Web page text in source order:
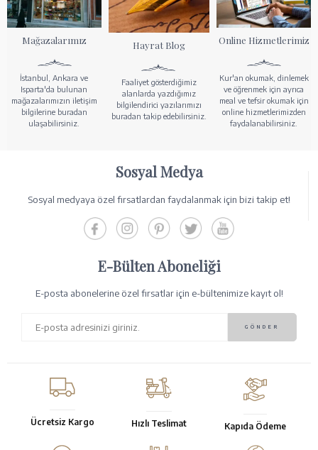
Mağazalarımız
İstanbul, Ankara ve
Isparta'da bulunan
mağazalarımızın iletişim
bilgilerine buradan
ulaşabilirsiniz.
Hayrat Blog
Faaliyet gösterdiğimiz
alanlarda yazdığımız
bilgilendirici yazılarımızı
buradan takip edebilirsiniz.
Online Hizmetlerimiz
Kur'an okumak, dinlemek
ve öğrenmek için ayrıca
meal ve tefsir okumak için
online hizmetlerimizden
faydalanabilirsiniz.
Sosyal Medya
Sosyal medyaya özel fırsatlardan faydalanmak için bizi takip et!
E-Bülten Aboneliği
E-posta abonelerine özel fırsatlar için e-bültenimize kayıt ol!
Ücretsiz Kargo Hızlı Teslimat Kapıda Ödeme